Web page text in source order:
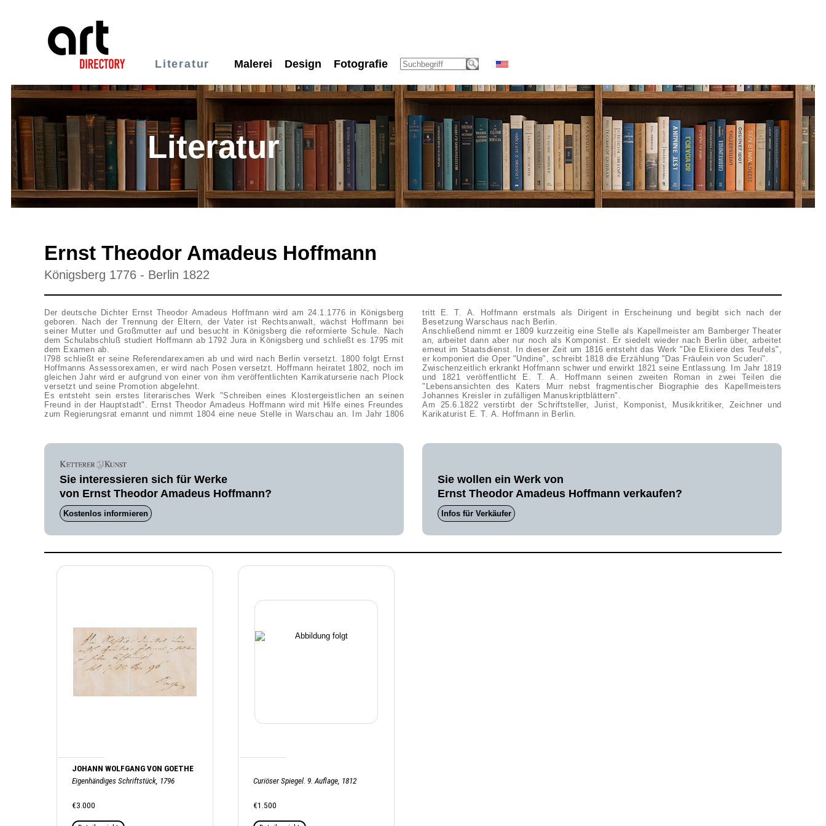
Literatur Malerei Design Fotografie
Literatur
Ernst Theodor Amadeus Hoffmann
Königsberg 1776 - Berlin 1822
Der deutsche Dichter Ernst Theodor Amadeus Hoffmann wird am 24.1.1776 in Königsberg
geboren. Nach der Trennung der Eltern, der Vater ist Rechtsanwalt, wächst Hoffmann bei
seiner Mutter und Großmutter auf und besucht in Königsberg die reformierte Schule. Nach
dem Schulabschluß studiert Hoffmann ab 1792 Jura in Königsberg und schließt es 1795 mit
dem Examen ab.
l798 schließt er seine Referendarexamen ab und wird nach Berlin versetzt. 1800 folgt Ernst
Hoffmanns Assessorexamen, er wird nach Posen versetzt. Hoffmann heiratet 1802, noch im
gleichen Jahr wird er aufgrund von einer von ihm veröffentlichten Karrikaturserie nach Plock
versetzt und seine Promotion abgelehnt.
Es entsteht sein erstes literarisches Werk "Schreiben eines Klostergeistlichen an seinen
Freund in der Hauptstadt". Ernst Theodor Amadeus Hoffmann wird mit Hilfe eines Freundes
zum Regierungsrat ernannt und nimmt 1804 eine neue Stelle in Warschau an. Im Jahr 1806
tritt E. T. A. Hoffmann erstmals als Dirigent in Erscheinung und begibt sich nach der
Besetzung Warschaus nach Berlin.
Anschließend nimmt er 1809 kurzzeitig eine Stelle als Kapellmeister am Bamberger Theater
an, arbeitet dann aber nur noch als Komponist. Er siedelt wieder nach Berlin über, arbeitet
erneut im Staatsdienst. In dieser Zeit um 1816 entsteht das Werk "Die Elixiere des Teufels",
er komponiert die Oper "Undine", schreibt 1818 die Erzählung "Das Fräulein von Scuderi".
Zwischenzeitlich erkrankt Hoffmann schwer und erwirkt 1821 seine Entlassung. Im Jahr 1819
und 1821 veröffentlicht E. T. A. Hoffmann seinen zweiten Roman in zwei Teilen die
"Lebensansichten des Katers Murr nebst fragmentischer Biographie des Kapellmeisters
Johannes Kreisler in zufälligen Manuskriptblättern".
Am 25.6.1822 verstirbt der Schriftsteller, Jurist, Komponist, Musikkritiker, Zeichner und
Karikaturist E. T. A. Hoffmann in Berlin.
Sie interessieren sich für Werke
von Ernst Theodor Amadeus Hoffmann?
Kostenlos informieren
Sie wollen ein Werk von
Ernst Theodor Amadeus Hoffmann verkaufen?
Infos für Verkäufer
JOHANN WOLFGANG VON GOETHE
Eigenhändiges Schriftstück, 1796
€3.000
Curiöser Spiegel. 9. Auflage, 1812
€1.500